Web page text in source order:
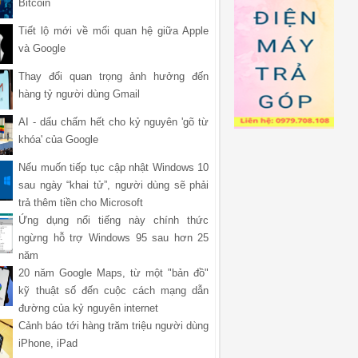
Bitcoin
Tiết lộ mới về mối quan hệ giữa Apple
và Google
Thay đổi quan trọng ảnh hưởng đến
hàng tỷ người dùng Gmail
AI - dấu chấm hết cho kỷ nguyên 'gõ từ
khóa' của Google
Nếu muốn tiếp tục cập nhật Windows 10
sau ngày “khai tử”, người dùng sẽ phải
trả thêm tiền cho Microsoft
Ứng dụng nổi tiếng này chính thức
ngừng hỗ trợ Windows 95 sau hơn 25
năm
20 năm Google Maps, từ một "bản đồ"
kỹ thuật số đến cuộc cách mạng dẫn
đường của kỷ nguyên internet
Cảnh báo tới hàng trăm triệu người dùng
iPhone, iPad